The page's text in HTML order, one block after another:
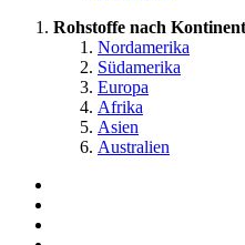
Rohstoffe nach
Nordamerika
Südamerika
Europa
Afrika
Asien
Australien